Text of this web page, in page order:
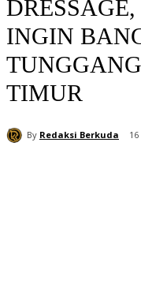
INGIN
TIMUR
By Redaksi Berkuda